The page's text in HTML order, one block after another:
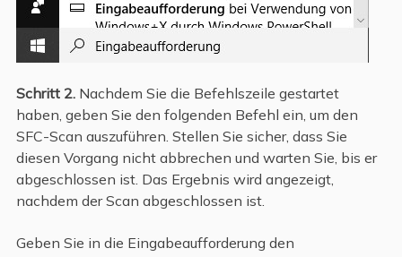
Schritt 2.Nachdem Sie die Befehlszeile gestartet
haben, geben Sie den folgenden Befehl ein, um den
SFC-Scan auszuführen. Stellen Sie sicher, dass Sie
diesen Vorgang nicht abbrechen und warten Sie, bis er
abgeschlossen ist. Das Ergebnis wird angezeigt,
nachdem der Scan abgeschlossen ist.
Geben Sie in die Eingabeaufforderung den